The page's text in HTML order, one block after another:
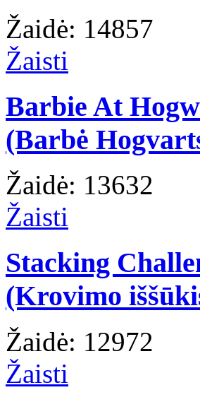
Žaidė: 14857
Žaisti
Barbie At
(Barbė
Žaidė: 13632
Žaisti
Stacking
(Krovimo
Žaidė: 12972
Žaisti